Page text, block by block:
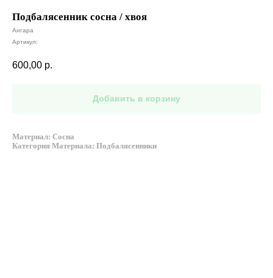
Подбалясенник сосна / хвоя
Ангара
Артикул:
600,00 р.
Добавить в корзину
Материал: Сосна
Категория Материала: Подбалясенники